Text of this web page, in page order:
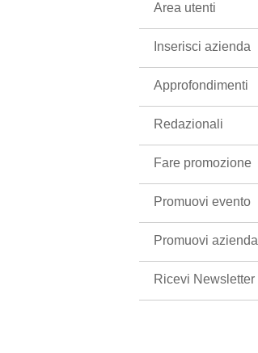
Area utenti
Inserisci azienda
Approfondimenti
Redazionali
Fare promozione
Promuovi evento
Promuovi azienda
Ricevi Newsletter